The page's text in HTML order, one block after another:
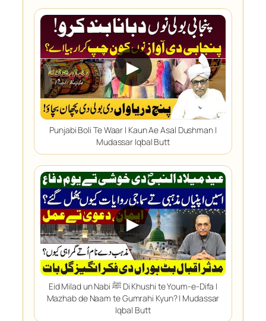
▶
Punjabi Boli Te Waar l Kaun Ae Asal Dushman |
Mudassar Iqbal Butt
▶
Eid Milad un Nabi ﷺ Di Khushi te Youm-e-Difa |
Mazhab de Naam te Gumrahi Kyun? | Mudassar
Iqbal Butt